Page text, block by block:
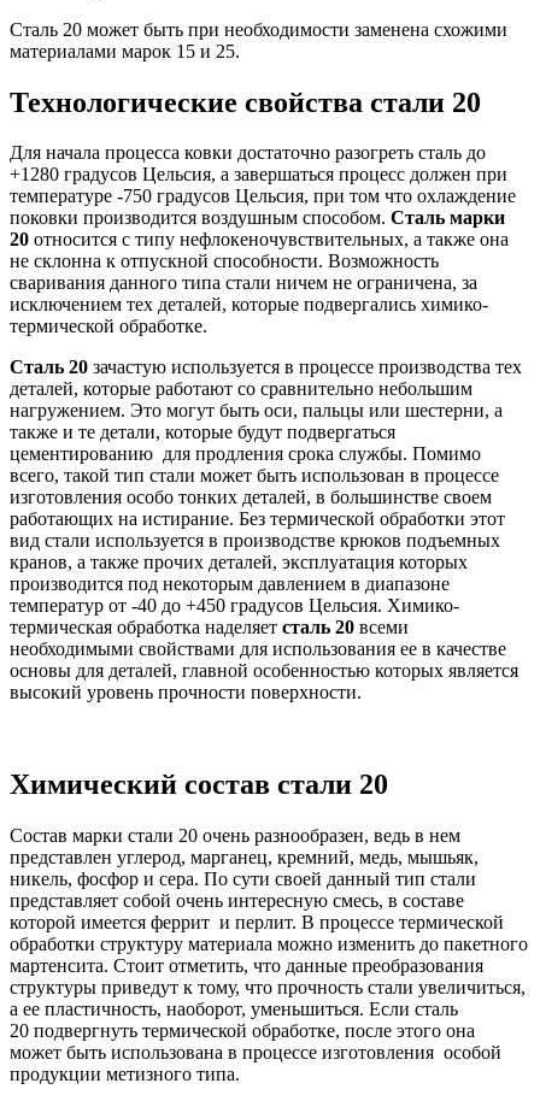
Сталь 20 может быть при необходимости заменена схожими
материалами марок 15 и 25.
Технологические свойства стали 20
Для начала процесса ковки достаточно разогреть сталь до
+1280 градусов Цельсия, а завершаться процесс должен при
температуре -750 градусов Цельсия, при том что охлаждение
поковки производится воздушным способом. Сталь марки
20 относится с типу нефлокеночувствительных, а также она
не склонна к отпускной способности. Возможность
сваривания данного типа стали ничем не ограничена, за
исключением тех деталей, которые подвергались химико-
термической обработке.
Сталь 20 зачастую используется в процессе производства тех
деталей, которые работают со сравнительно небольшим
нагружением. Это могут быть оси, пальцы или шестерни, а
также и те детали, которые будут подвергаться
цементированию для продления срока службы. Помимо
всего, такой тип стали может быть использован в процессе
изготовления особо тонких деталей, в большинстве своем
работающих на истирание. Без термической обработки этот
вид стали используется в производстве крюков подъемных
кранов, а также прочих деталей, эксплуатация которых
производится под некоторым давлением в диапазоне
температур от -40 до +450 градусов Цельсия. Химико-
термическая обработка наделяет сталь 20 всеми
необходимыми свойствами для использования ее в качестве
основы для деталей, главной особенностью которых является
высокий уровень прочности поверхности.
Химический состав стали 20
Состав марки стали 20 очень разнообразен, ведь в нем
представлен углерод, марганец, кремний, медь, мышьяк,
никель, фосфор и сера. По сути своей данный тип стали
представляет собой очень интересную смесь, в составе
которой имеется феррит и перлит. В процессе термической
обработки структуру материала можно изменить до пакетного
мартенсита. Стоит отметить, что данные преобразования
структуры приведут к тому, что прочность стали увеличиться,
а ее пластичность, наоборот, уменьшиться. Если сталь
20 подвергнуть термической обработке, после этого она
может быть использована в процессе изготовления особой
продукции метизного типа.